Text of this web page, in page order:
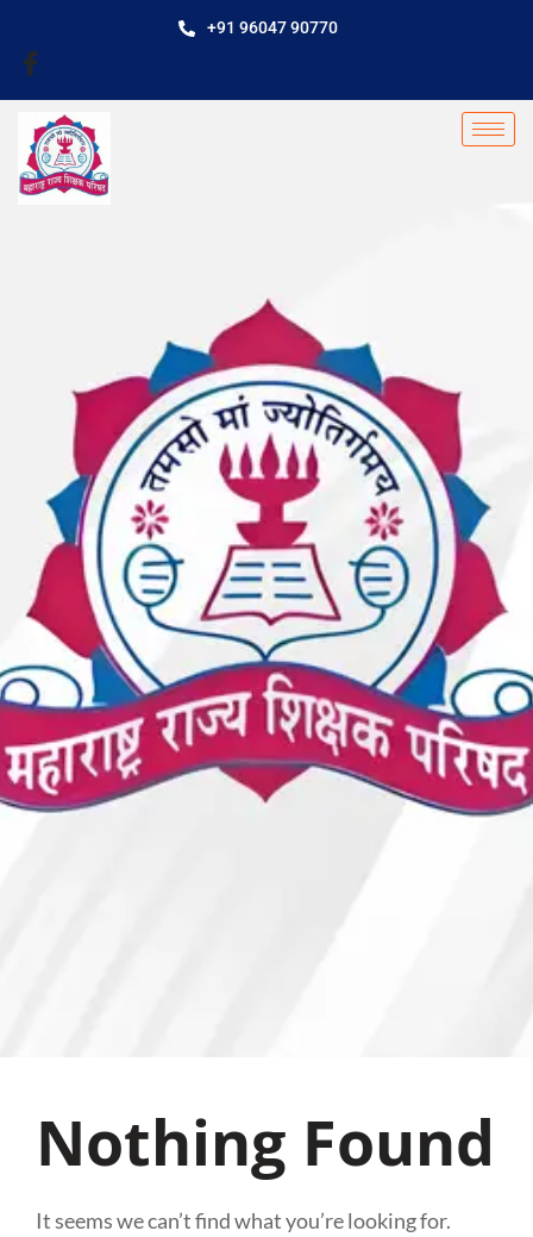
+91 96047 90770
Nothing Found
It seems we can’t find what you’re looking for.